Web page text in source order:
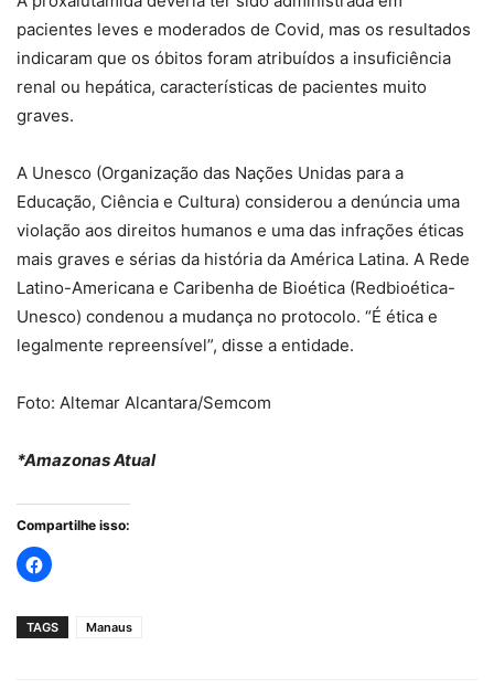
pacientes leves e moderados de Covid, mas os resultados
indicaram que os óbitos foram atribuídos a insuficiência
renal ou hepática, características de pacientes muito
graves.
A Unesco (Organização das Nações Unidas para a
Educação, Ciência e Cultura) considerou a denúncia uma
violação aos direitos humanos e uma das infrações éticas
mais graves e sérias da história da América Latina. A Rede
Latino-Americana e Caribenha de Bioética (Redbioética-
Unesco) condenou a mudança no protocolo. “É ética e
legalmente repreensível”, disse a entidade.
Foto: Altemar Alcantara/Semcom
*Amazonas Atual
Compartilhe isso:
TAGS Manaus